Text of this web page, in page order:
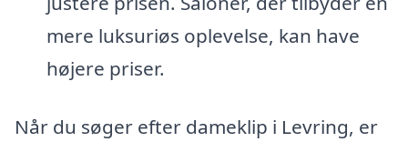
mere luksuriøs oplevelse, kan have
højere priser.
Når du søger efter dameklip i Levring, er